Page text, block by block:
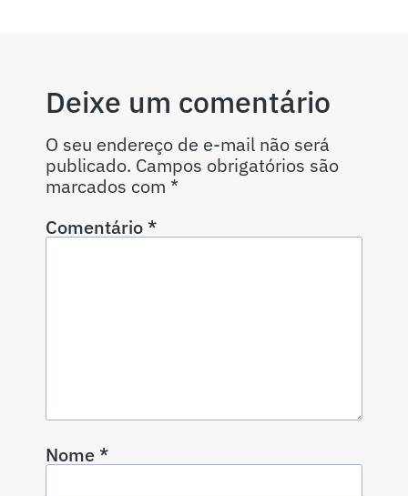
Deixe um comentário
O seu endereço de e-mail não será
publicado. Campos obrigatórios são
marcados com *
Comentário*
Nome*